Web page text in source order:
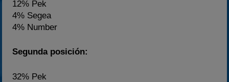
12% Pek
4% Segea
4% Number
Segunda posición:
32% Pek